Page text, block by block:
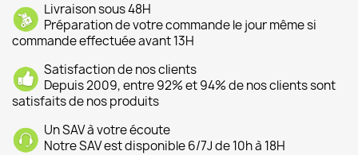
Livraison sous 48H
Préparation de votre commande le jour même si
commande effectuée avant 13H
Satisfaction de nos clients
Depuis 2009, entre 92% et 94% de nos clients sont
satisfaits de nos produits
Un SAV à votre écoute
Notre SAV est disponible 6/7J de 10h à 18H